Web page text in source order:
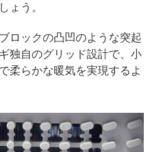
ょう。
ロックの凸凹のような突起
独自のグリッド設計で、小
柔らかな暖気を実現するよ